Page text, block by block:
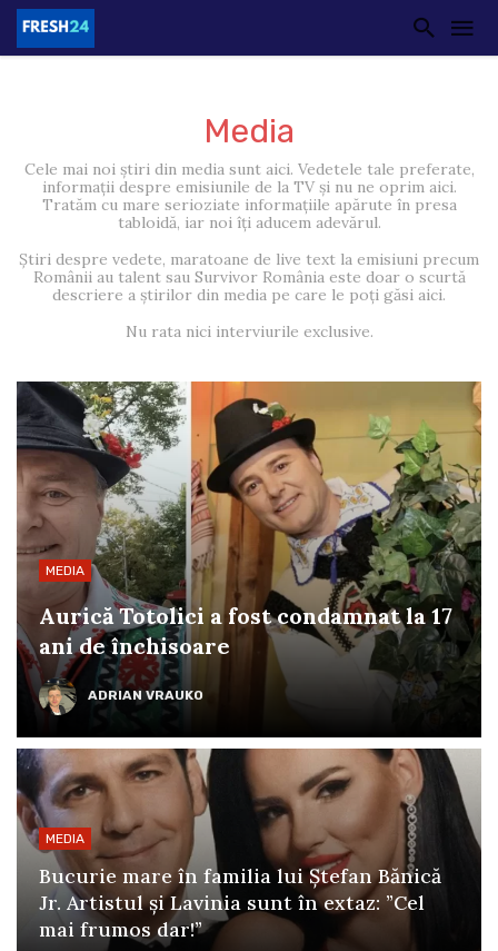
Media
Cele mai noi știri din media sunt aici. Vedetele tale preferate,
informații despre emisiunile de la TV și nu ne oprim aici.
Tratăm cu mare serioziate informațiile apărute în presa
tabloidă, iar noi îți aducem adevărul.
Știri despre vedete, maratoane de live text la emisiuni precum
Românii au talent sau Survivor România este doar o scurtă
descriere a știrilor din media pe care le poți găsi aici.
Nu rata nici interviurile exclusive.
MEDIA
Aurică Totolici a fost condamnat la 17
ani de închisoare
ADRIAN VRAUKO
MEDIA
Bucurie mare în familia lui Ștefan Bănică
Jr. Artistul și Lavinia sunt în extaz: ”Cel
mai frumos dar!”